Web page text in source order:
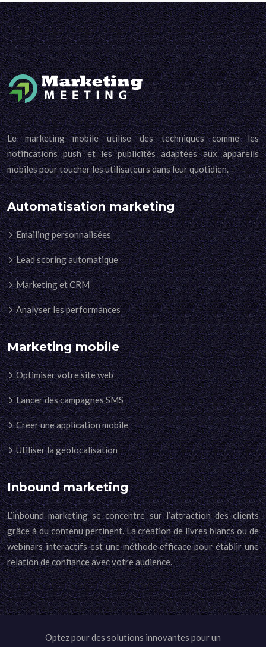
Le marketing mobile utilise des techniques comme les
notifications push et les publicités adaptées aux appareils
mobiles pour toucher les utilisateurs dans leur quotidien.
Automatisation marketing
Emailing personnalisées
Lead scoring automatique
Marketing et CRM
Analyser les performances
Marketing mobile
Optimiser votre site web
Lancer des campagnes SMS
Créer une application mobile
Utiliser la géolocalisation
Inbound marketing
L’inbound marketing se concentre sur l’attraction des clients
grâce à du contenu pertinent. La création de livres blancs ou de
webinars interactifs est une méthode efficace pour établir une
relation de confiance avec votre audience.
Optez pour des solutions innovantes pour un